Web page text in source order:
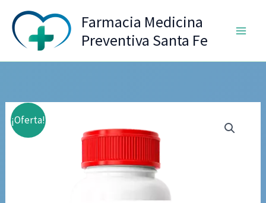
contenido
Farmacia Medicina
Preventiva Santa Fe
¡Oferta!